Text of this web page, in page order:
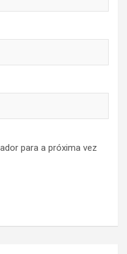
para a próxima vez